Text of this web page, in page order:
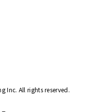
Inc. All rights reserved.